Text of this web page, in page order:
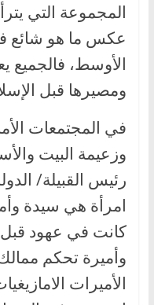
المجموعة التي
عكس ما هو شائع
الأوسط، فالجميع
ومصيرها قبل
في المجتمعات
وزعيمة البيت
رئيس القبيلة/
امرأة هي سيدة
كانت في عهود قبل
وأميرة تحكم
الأميرات